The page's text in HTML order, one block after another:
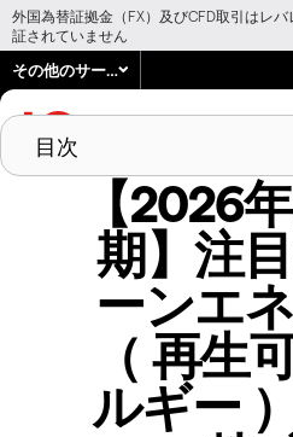
外国為替証拠金（FX）及びCFD取引はレ
証されていません
その他のサービス
目次
クリーンエネルギー
株とは？
注目の再生可能エネ
これらの銘柄を取引
【2026
期】注
ーンエ
（ 再生
ルギー